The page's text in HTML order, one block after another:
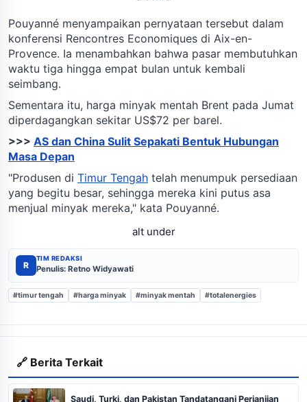
Pouyanné menyampaikan pernyataan tersebut dalam
konferensi Rencontres Economiques di Aix-en-
Provence. Ia menambahkan bahwa pasar membutuhkan
waktu tiga hingga empat bulan untuk kembali
seimbang.
Sementara itu, harga minyak mentah Brent pada Jumat
diperdagangkan sekitar US$72 per barel.
>>> AS dan China Sulit Sepakati Bentuk Hubungan
Masa Depan
"Produsen di Timur Tengah telah menumpuk persediaan
yang begitu besar, sehingga mereka kini putus asa
menjual minyak mereka," kata Pouyanné.
alt under
R
TIM REDAKSI
Penulis: Retno Widyawati
#timur tengah #harga minyak #minyak mentah #totalenergies
🔗 Berita Terkait
Saudi, Turki, dan Pakistan Tandatangani Perjanjian